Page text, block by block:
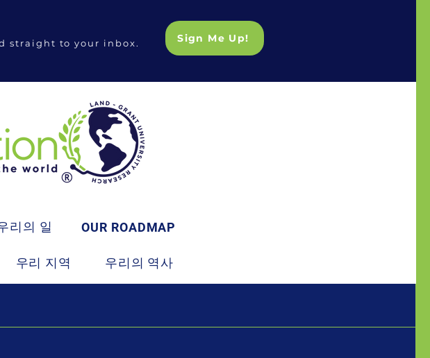
Sign Me Up!
straight to your inbox.
리의 일 OUR ROADMAP
우리 지역 우리의 역사